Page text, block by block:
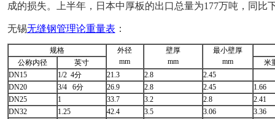
成的损失。上半年，日本中厚板的出口总量为177万吨，同比
无锡无缝钢管理论重量表 ：
规格
外径
mm
壁厚
mm
最小壁厚
mm
公称内径
英寸
米
DN15
1/2 4分 21.3 2.8
2.45
DN20
3/4 6分 26.9 2.8 2.45
1.66
DN25
1 33.7 3.2 2.8
2.41
DN32
1.25 42.4 3.5 3.06
3.36